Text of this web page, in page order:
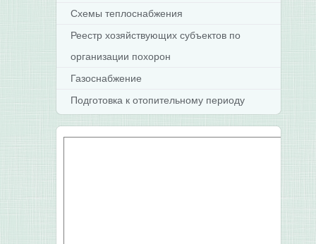
Схемы теплоснабжения
Реестр хозяйствующих субъектов по
организации похорон
Газоснабжение
Подготовка к отопительному периоду